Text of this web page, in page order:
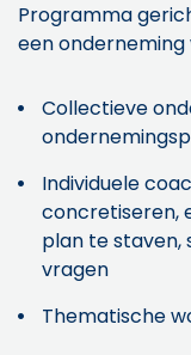
Programma
een
Collectieve
Individuele
concretiseren,
plan te staven,
vragen
Thematische